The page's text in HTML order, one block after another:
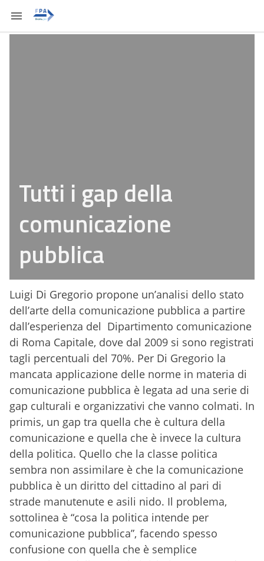
Tutti i gap della
comunicazione
pubblica
Luigi Di Gregorio propone un’analisi dello stato
dell’arte della comunicazione pubblica a partire
dall’esperienza del Dipartimento comunicazione
di Roma Capitale, dove dal 2009 si sono registrati
tagli percentuali del 70%. Per Di Gregorio la
mancata applicazione delle norme in materia di
comunicazione pubblica è legata ad una serie di
gap culturali e organizzativi che vanno colmati. In
primis, un gap tra quella che è cultura della
comunicazione e quella che è invece la cultura
della politica. Quello che la classe politica
sembra non assimilare è che la comunicazione
pubblica è un diritto del cittadino al pari di
strade manutenute e asili nido. Il problema,
sottolinea è “cosa la politica intende per
comunicazione pubblica”, facendo spesso
confusione con quella che è semplice